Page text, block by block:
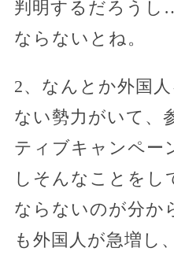
判明するだろうし
ならないとね。
2、なんとか外国
ない勢力がいて、
ティブキャンペー
しそんなことをし
ならないのが分か
も外国人が急増し